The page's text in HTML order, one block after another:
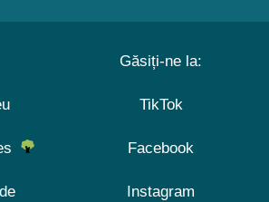
Găsiți-ne la:
TikTok
Facebook
Instagram